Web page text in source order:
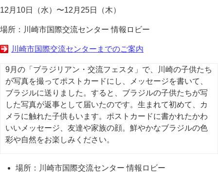
12月10日（水）〜12月25日（木）
場所：川崎市国際交流センター 情報ロビー
川崎市国際交流センターまでのご案内
9月の「ブラジリアン・交流フェスタ」で、川崎の子供たち
が写真を撮ってポストカードにし、メッセージを書いて、
ブラジルに送りました。すると、ブラジルの子供たちが写
した写真が返事として届いたのです。生まれて初めて、カ
メラに触れた子供もいます。ポストカードに書かれたかわ
いいメッセージ、友達や家族の顔。鮮やかなブラジルの色
彩や自然をお楽しみください。
場所：川崎市国際交流センター 情報ロビー